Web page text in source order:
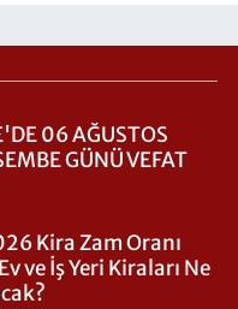
06 AĞUSTOS
GÜNÜ VEFAT
Kira Zam Oranı
ve İş Yeri Kiraları Ne